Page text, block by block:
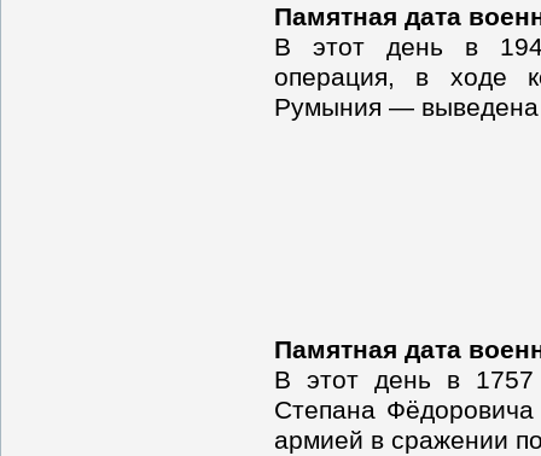
Памятная дата
В этот день в
операция, в ходе
Румыния — выведена
Памятная дата
В этот день в 1757
Степана
армией в сражении